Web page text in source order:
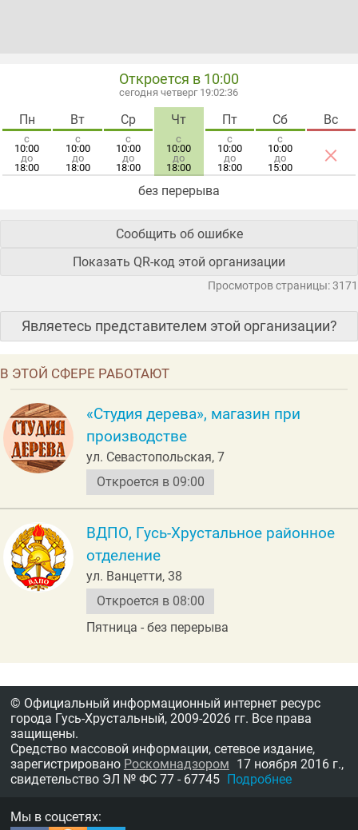
Откроется в 10:00
сегодня четверг 19:02:36
Пн
с
10:00
до
18:00
Вт
с
10:00
до
18:00
Ср
с
10:00
до
18:00
Чт
с
10:00
до
18:00
Пт
с
10:00
до
18:00
Сб
с
10:00
до
15:00
Вс
×
без перерыва
Сообщить об ошибке
Показать QR-код этой организации
Просмотров страницы: 3171
Являетесь представителем этой организации?
В ЭТОЙ СФЕРЕ РАБОТАЮТ
«Студия дерева», магазин при
производстве
ул. Севастопольская, 7
Откроется в 09:00
ВДПО, Гусь-Хрустальное районное
отделение
ул. Ванцетти, 38
Откроется в 08:00
Пятница - без перерыва
© Официальный информационный интернет ресурс
города Гусь-Хрустальный, 2009-2026 гг. Все права
защищены.
Средство массовой информации, сетевое издание,
зарегистрировано Роскомнадзором 17 ноября 2016 г.,
свидетельство ЭЛ № ФС 77 - 67745 Подробнее
Мы в соцсетях: